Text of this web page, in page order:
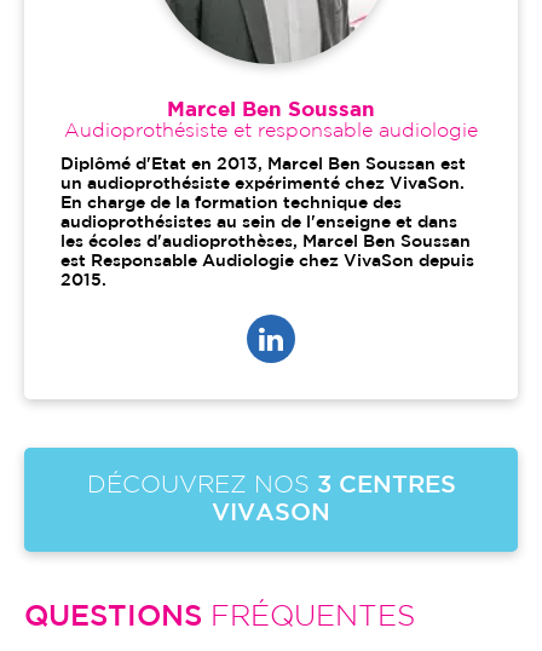
Marcel Ben Soussan
Audioprothésiste et responsable audiologie
Diplômé d'Etat en 2013, Marcel Ben Soussan est
un audioprothésiste expérimenté chez VivaSon.
En charge de la formation technique des
audioprothésistes au sein de l'enseigne et dans
les écoles d'audioprothèses, Marcel Ben Soussan
est Responsable Audiologie chez VivaSon depuis
2015.
DÉCOUVREZ NOS 3 CENTRES
VIVASON
QUESTIONS FRÉQUENTES